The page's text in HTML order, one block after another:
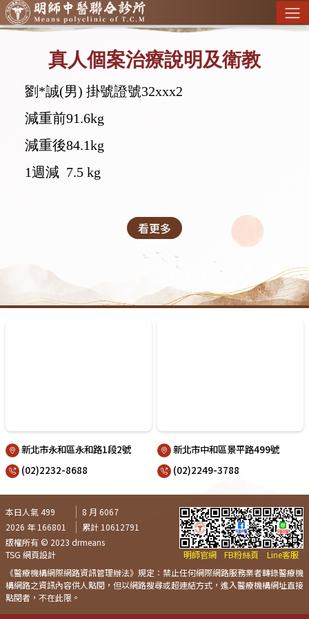
真人個案治療說明及衛教
劉*誠(男) 掛號證號32xxx2
減重前91.6kg
減重後84.1kg
1週減 7.5 kg
看更多
新北市永和區永和路1段2號
(02)2232-8688
新北市中和區景平路499號
(02)2249-3788
本日人氣 499
8 月 6067
2026 年 166801
累計 10612791
版權所有 © 2023 drmeans
TSG 網頁設計
明師官網 FB粉絲頁
Line客服
《醫療機構網際網路資訊管理辦法》規定：禁止任何網際網路服務業者轉錄醫療機
構網路之資訊內容供人點閱，但以網路搜尋或超連結方式，進入醫療機構網址直接
點閱者，不在此限。